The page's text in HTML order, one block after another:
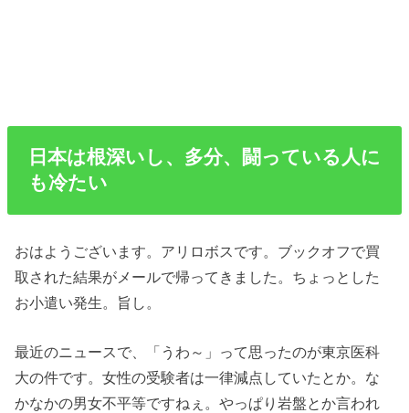
日本は根深いし、多分、闘っている人に
も冷たい
おはようございます。アリロボスです。ブックオフで買
取された結果がメールで帰ってきました。ちょっとした
お小遣い発生。旨し。
最近のニュースで、「うわ～」って思ったのが東京医科
大の件です。女性の受験者は一律減点していたとか。な
かなかの男女不平等ですねぇ。やっぱり岩盤とか言われ